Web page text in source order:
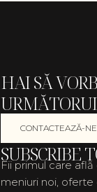
HAI SĂ
CONTACTEAZĂ-NE
SUBSCRIBE
Fii primul care
meniuri noi, oferte